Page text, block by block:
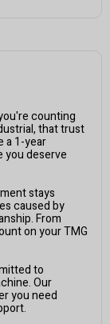
counting
that trust
a 1-year
you deserve
stays
caused by
From
on your TMG
to
Our
you need